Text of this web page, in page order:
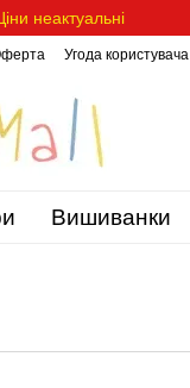
неактуальні
Угода користувача
Вишиванки